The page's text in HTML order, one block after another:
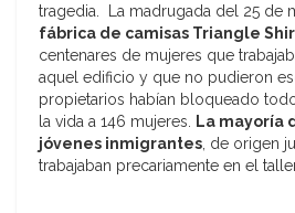
tragedia. La madrugada del 25 de
fábrica de camisas Triangle
centenares de mujeres que
aquel edificio y que no pudieron
propietarios habían bloqueado
la vida a 146 mujeres. La mayoría
jóvenes inmigrantes, de origen
trabajaban precariamente en el